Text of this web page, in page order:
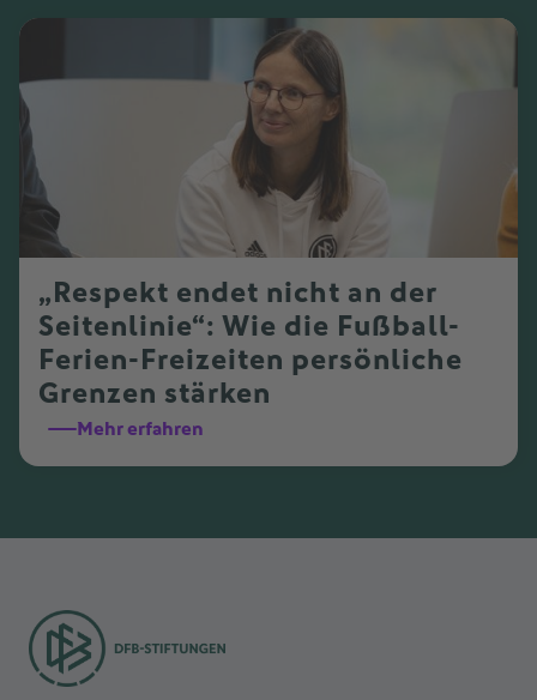
„Respekt endet nicht an der
Seitenlinie“: Wie die Fußball-
Ferien-Freizeiten persönliche
Grenzen stärken
Mehr erfahren